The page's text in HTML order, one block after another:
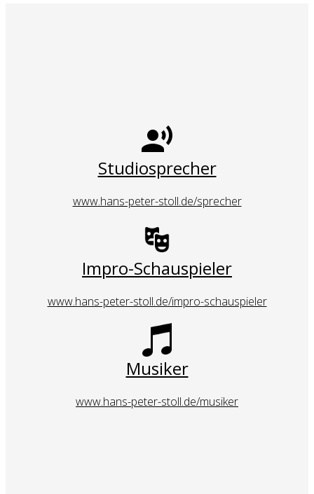
Studiosprecher
www.hans-peter-stoll.de/sprecher
Impro-Schauspieler
www.hans-peter-stoll.de/impro-schauspieler
Musiker
www.hans-peter-stoll.de/musiker